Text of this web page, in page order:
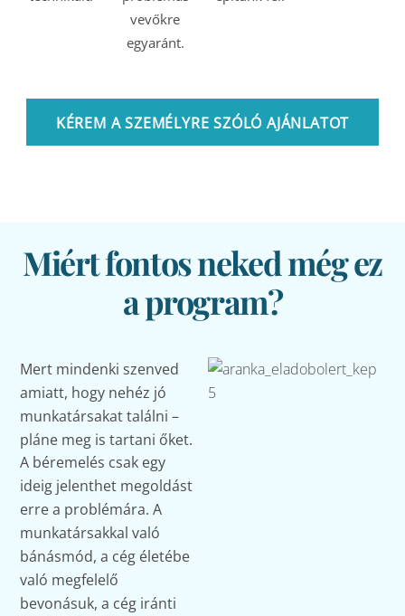
vevőkre
egyaránt.
KÉREM A SZEMÉLYRE SZÓLÓ AJÁNLATOT
Miért fontos neked még ez
a program?
Mert mindenki szenved
amiatt, hogy nehéz jó
munkatársakat találni –
pláne meg is tartani őket.
A béremelés csak egy
ideig jelenthet megoldást
erre a problémára. A
munkatársakkal való
bánásmód, a cég életébe
való megfelelő
bevonásuk, a cég iránti